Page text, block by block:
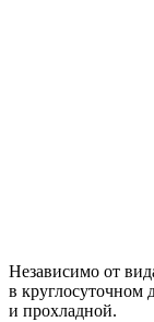
Независимо от
в круглосуточном
и прохладной.